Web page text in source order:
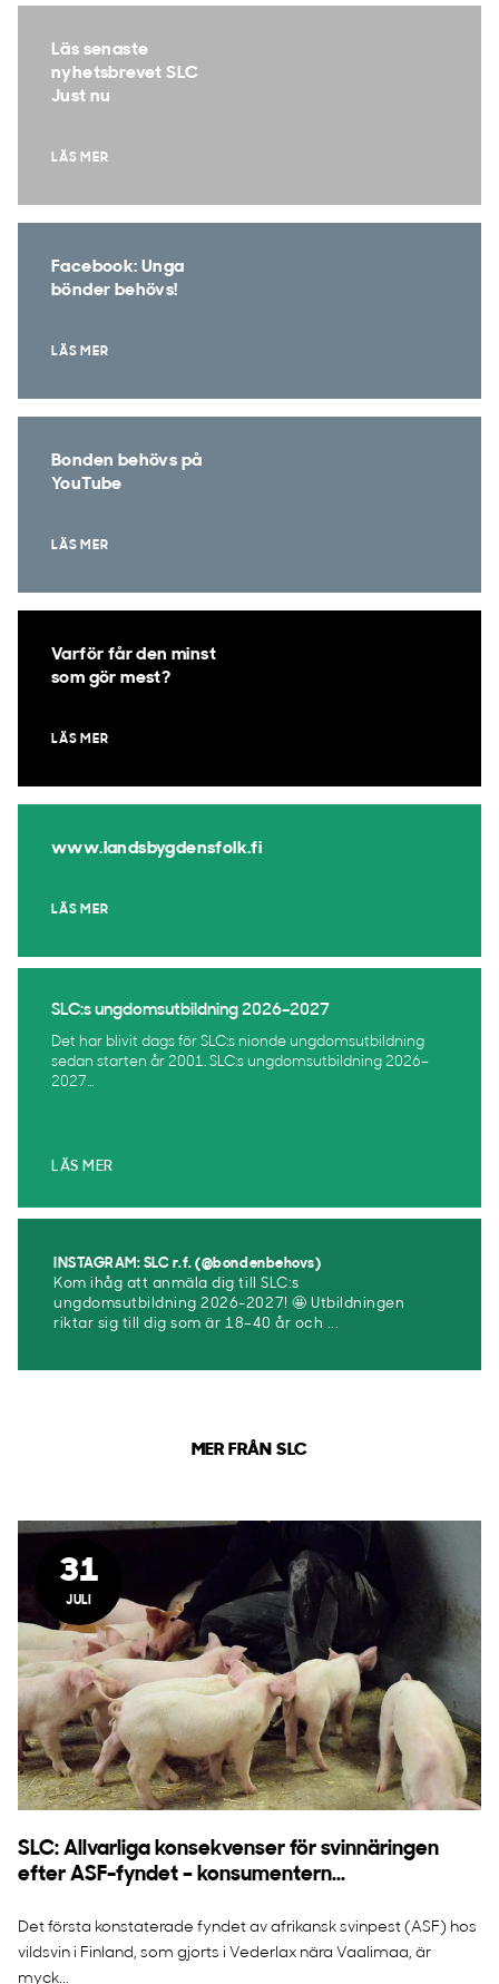
Läs senaste
nyhetsbrevet SLC
Just nu
LÄS MER
Facebook: Unga
bönder behövs!
LÄS MER
Bonden behövs på
YouTube
LÄS MER
Varför får den minst
som gör mest?
LÄS MER
www.landsbygdensfolk.fi
LÄS MER
SLC:s ungdomsutbildning 2026–2027
Det har blivit dags för SLC:s nionde ungdomsutbildning
sedan starten år 2001. SLC:s ungdomsutbildning 2026–
2027...
LÄS MER
INSTAGRAM: SLC r.f. (@bondenbehovs)
Kom ihåg att anmäla dig till SLC:s
ungdomsutbildning 2026-2027! 🤩 Utbildningen
riktar sig till dig som är 18–40 år och ...
MER FRÅN SLC
31
JULI
SLC: Allvarliga konsekvenser för svinnäringen
efter ASF-fyndet – konsumentern...
Det första konstaterade fyndet av afrikansk svinpest (ASF) hos
vildsvin i Finland, som gjorts i Vederlax nära Vaalimaa, är
myck...